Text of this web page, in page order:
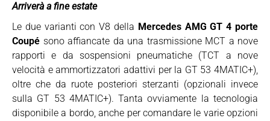
Arriverà a fine estate
Le due varianti con V8 della Mercedes AMG GT 4 porte
Coupé sono affiancate da una trasmissione MCT a nove
rapporti e da sospensioni pneumatiche (TCT a nove
velocità e ammortizzatori adattivi per la GT 53 4MATIC+),
oltre che da ruote posteriori sterzanti (opzionali invece
sulla GT 53 4MATIC+). Tanta ovviamente la tecnologia
disponibile a bordo, anche per comandare le varie opzioni